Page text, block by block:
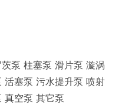
泵 柱塞泵 滑片泵 漩涡
活塞泵 污水提升泵 喷射
真空泵 其它泵